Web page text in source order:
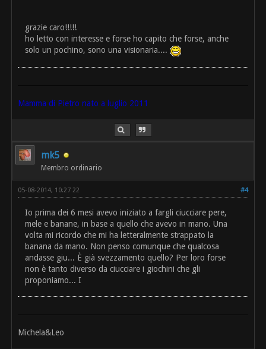
grazie caro!!!!!
ho letto con interesse e forse ho capito che forse, anche
solo un pochino, sono una visionaria....
Mamma di Pietro nato a luglio 2011
mk5
Membro ordinario
#4
05-08-2014, 10:27 22
Io prima dei 6 mesi avevo iniziato a fargli ciucciare pere,
mele e banane, in base a quello che avevo in mano. Una
volta mi ricordo che mi ha letteralmente strappato la
banana da mano. Non penso comunque che qualcosa
andasse giu... È già svezzamento quello? Per loro forse
non è tanto diverso da ciucciare i giochini che gli
proponiamo... I
Michela&Leo